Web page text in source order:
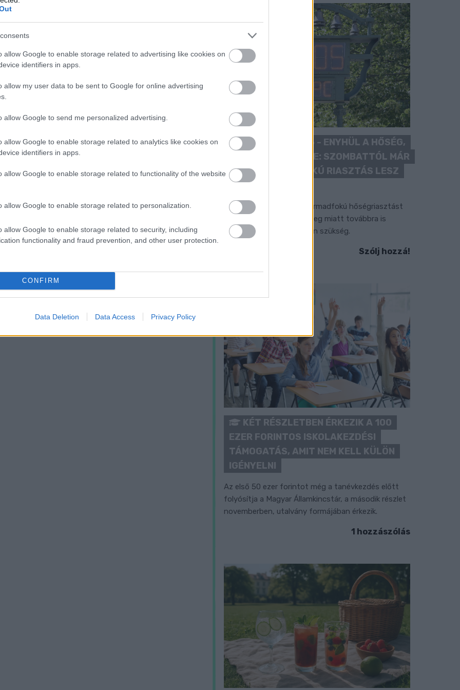
allow Google to enable storage related to advertising like cookies on
identifiers in apps.
allow my user data to be sent to Google for online advertising
allow Google to send me personalized advertising.
allow Google to enable storage related to analytics like cookies on
identifiers in apps.
allow Google to enable storage related to functionality of the website
allow Google to enable storage related to personalization.
allow Google to enable storage related to security, including
functionality and fraud prevention, and other user protection.
CONFIRM
Data Deletion Data Access Privacy Policy
KÁNIKULA 2026 - ENYHÜL A HŐSÉG,
DE MÉG NINCS VÉGE: SZOMBATTÓL MÁR
“CSAK” MÁSODFOKÚ RIASZTÁS LESZ
ÉRVÉNYBEN
A július vége óta tartó harmadfokú hőségriasztást
mérséklik, de a tartós meleg miatt továbbra is
fokozott óvatosságra van szükség.
Szólj hozzá!
KÉT RÉSZLETBEN ÉRKEZIK A 100
EZER FORINTOS ISKOLAKEZDÉSI
TÁMOGATÁS, AMIT NEM KELL KÜLÖN
IGÉNYELNI
Az első 50 ezer forintot még a tanévkezdés előtt
folyósítja a Magyar Államkincstár, a második részlet
novemberben, utalvány formájában érkezik.
1 hozzászólás